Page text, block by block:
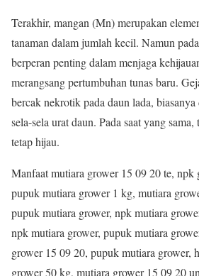
Terakhir, mangan (Mn) merupakan
tanaman dalam jumlah kecil. Namun
berperan penting dalam menjaga
merangsang pertumbuhan tunas baru.
bercak nekrotik pada daun lada,
sela-sela urat daun. Pada saat yang
tetap hijau.
Manfaat mutiara grower 15 09 20 te, npk
pupuk mutiara grower 1 kg, mutiara
pupuk mutiara grower, npk mutiara
npk mutiara grower, pupuk mutiara
grower 15 09 20, pupuk mutiara grower,
grower 50 kg, mutiara grower 15 09 20